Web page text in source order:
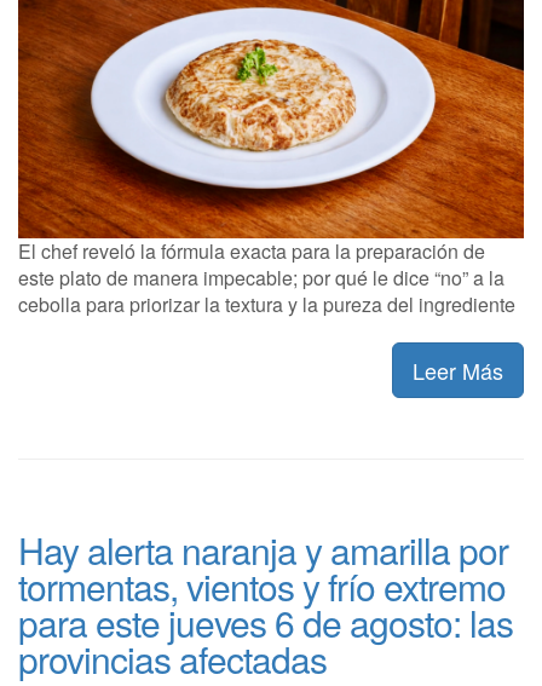
El chef reveló la fórmula exacta para la preparación de
este plato de manera impecable; por qué le dice “no” a la
cebolla para priorizar la textura y la pureza del ingrediente
Leer Más
Hay alerta naranja y amarilla por
tormentas, vientos y frío extremo
para este jueves 6 de agosto: las
provincias afectadas